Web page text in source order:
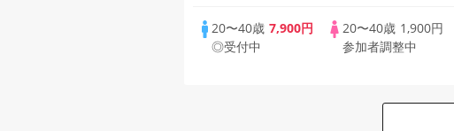
20〜40歳7,900円
◎受付中
20〜40歳 1,900円
参加者調整中